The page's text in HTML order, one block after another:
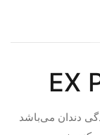
دندان می‌باشد